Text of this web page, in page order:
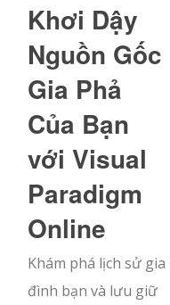
Khơi Dậy
Nguồn Gốc
Gia Phả
Của Bạn
với Visual
Paradigm
Online
Khám phá lịch sử gia
đình bạn và lưu giữ